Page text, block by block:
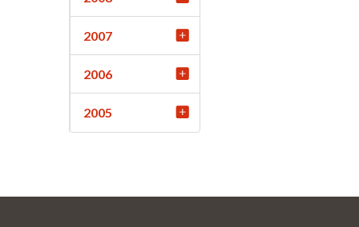
2007
2006
2005